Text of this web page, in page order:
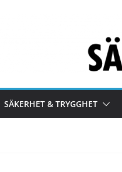
SÄKERHET & TRYGGHET